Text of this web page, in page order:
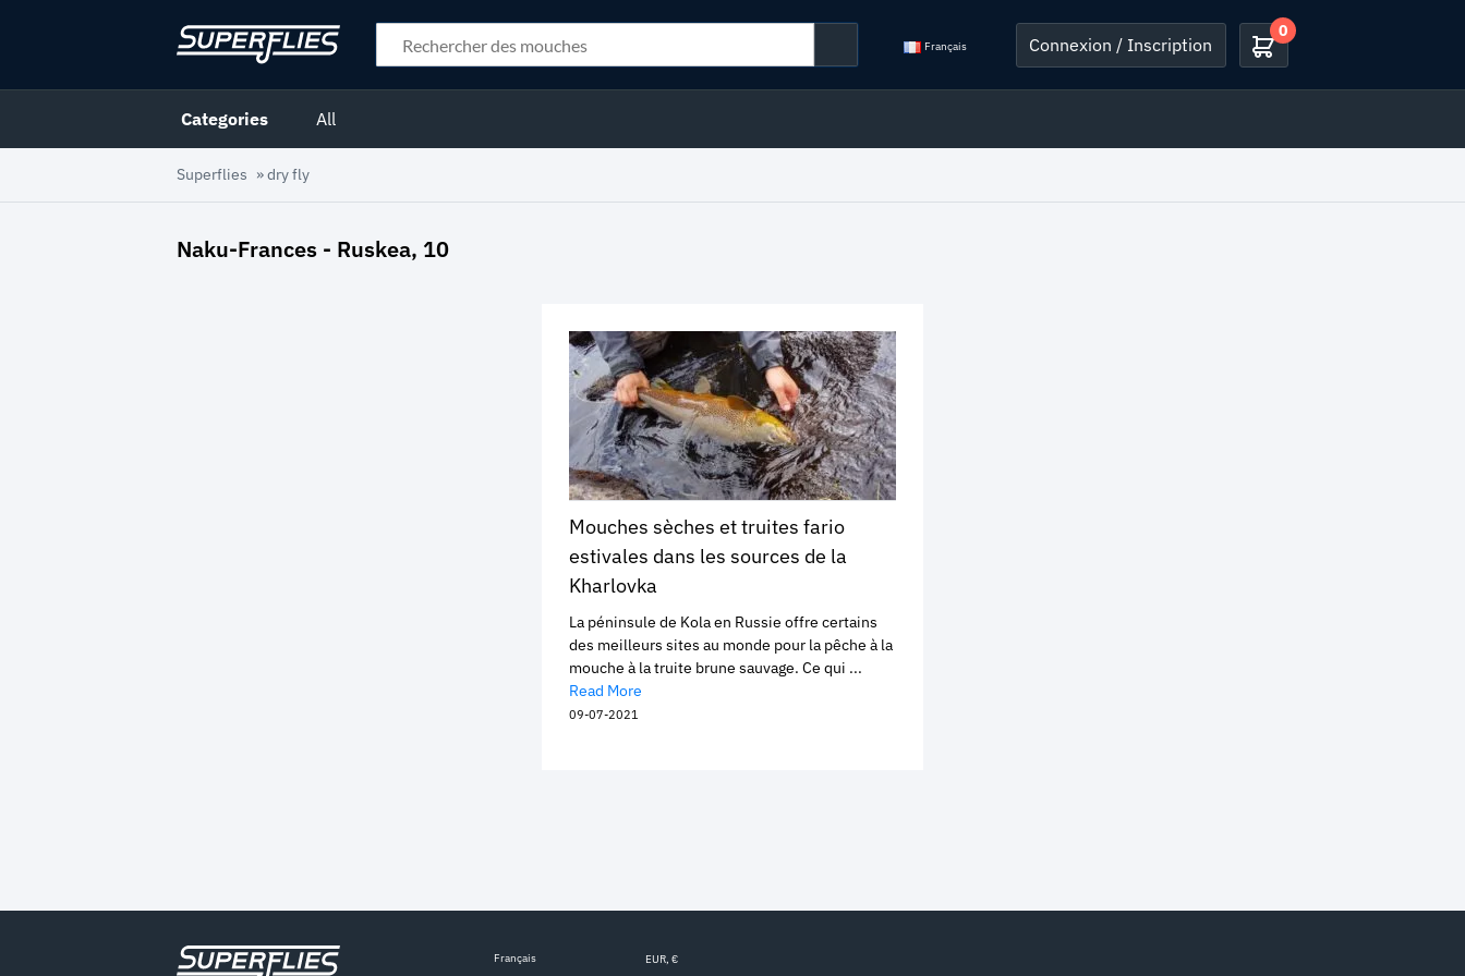
Français Connexion / Inscription
0
Categories All
Superflies »dry fly
Naku-Frances - Ruskea, 10
Mouches sèches et truites fario
estivales dans les sources de la
Kharlovka
La péninsule de Kola en Russie offre certains
des meilleurs sites au monde pour la pêche à la
mouche à la truite brune sauvage. Ce qui ...
Read More
09-07-2021
Français EUR, €